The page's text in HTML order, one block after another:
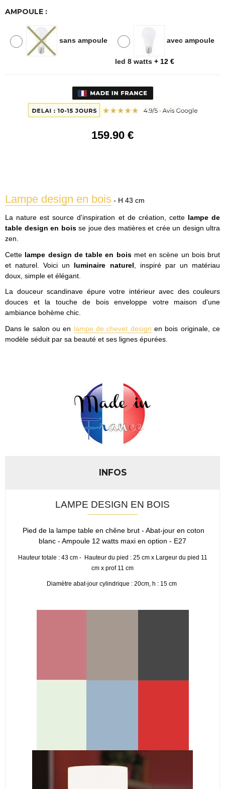
AMPOULE :
sans ampoule avec ampoule
led 8 watts + 12 €
159.90 €
Lampe design en bois - H 43 cm
La nature est source d'inspiration et de création, cettelampe de
table design en boisse joue des matières et crée un design ultra
zen.
Cette lampe design de table en boismet en scène un bois brut
et naturel. Voici un luminaire naturel , inspiré par un matériau
doux, simple et élégant.
La douceur scandinave épure votre intérieur avec des couleurs
douces et la touche de bois enveloppe votre maison d'une
ambiance bohème chic.
Dans le salon ou en lampe de chevet design en bois originale, ce
modèle séduit par sa beauté et ses lignes épurées.
INFOS
LAMPE DESIGN EN BOIS
Pied de la lampe table en chêne brut - Abat-jour en coton
blanc - Ampoule 12 watts maxi en option - E27
Hauteur totale : 43 cm - Hauteur du pied : 25 cm x Largeur du pied 11
cm x prof 11 cm
Diamètre abat-jour cylindrique : 20cm, h : 15 cm